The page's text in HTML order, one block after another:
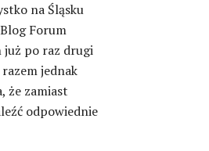
na Śląsku
Forum
już po raz drugi
jednak
że zamiast
odpowiednie